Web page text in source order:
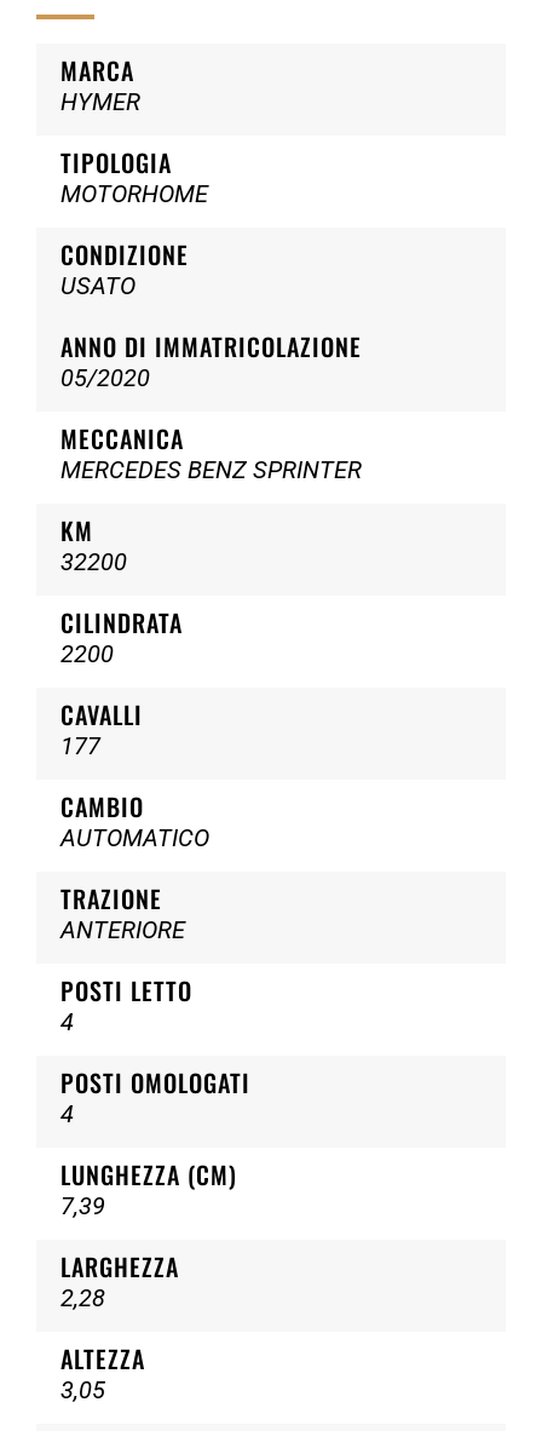
MARCA
HYMER
TIPOLOGIA
MOTORHOME
CONDIZIONE
USATO
ANNO DI IMMATRICOLAZIONE
05/2020
MECCANICA
MERCEDES BENZ SPRINTER
KM
32200
CILINDRATA
2200
CAVALLI
177
CAMBIO
AUTOMATICO
TRAZIONE
ANTERIORE
POSTI LETTO
4
POSTI OMOLOGATI
4
LUNGHEZZA (CM)
7,39
LARGHEZZA
2,28
ALTEZZA
3,05